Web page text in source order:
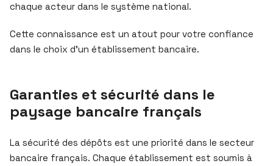
chaque acteur dans le système national.
Cette connaissance est un atout pour votre confiance
dans le choix d’un établissement bancaire.
Garanties et sécurité dans le
paysage bancaire français
La sécurité des dépôts est une priorité dans le secteur
bancaire français. Chaque établissement est soumis à